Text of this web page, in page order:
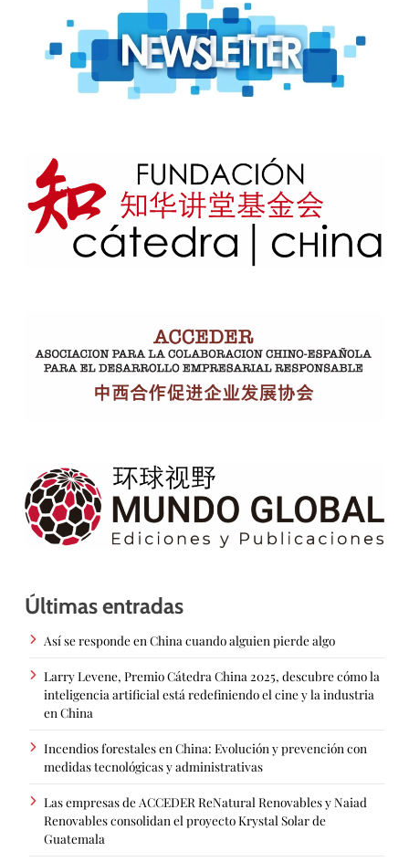
Últimas entradas
Así se responde en China cuando alguien pierde algo
Larry Levene, Premio Cátedra China 2025, descubre cómo la
inteligencia artificial está redefiniendo el cine y la industria
en China
Incendios forestales en China: Evolución y prevención con
medidas tecnológicas y administrativas
Las empresas de ACCEDER ReNatural Renovables y Naiad
Renovables consolidan el proyecto Krystal Solar de
Guatemala